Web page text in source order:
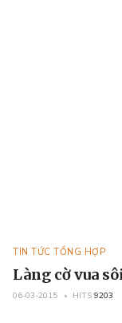
TIN TỨC TỔNG HỢP
Làng cờ vua
06-03-2015 HITS 9203